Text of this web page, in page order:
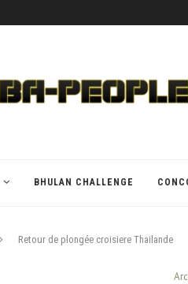
BHULAN CHALLENGE
Retour de plongée croisiere Thailande